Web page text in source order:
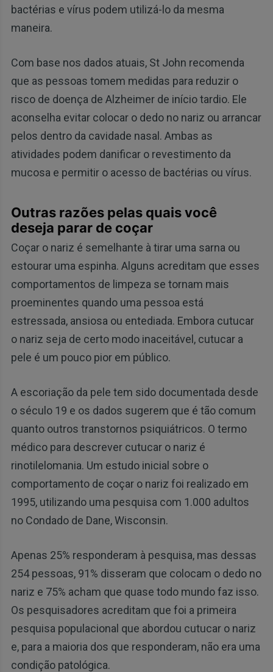
bactérias e vírus podem utilizá-lo da mesma
maneira.
Com base nos dados atuais, St John recomenda
que as pessoas tomem medidas para reduzir o
risco de doença de Alzheimer de início tardio. Ele
aconselha evitar colocar o dedo no nariz ou arrancar
pelos dentro da cavidade nasal. Ambas as
atividades podem danificar o revestimento da
mucosa e permitir o acesso de bactérias ou vírus.
Outras razões pelas quais você
deseja parar de coçar
Coçar o nariz é semelhante à tirar uma sarna ou
estourar uma espinha. Alguns acreditam que esses
comportamentos de limpeza se tornam mais
proeminentes quando uma pessoa está
estressada, ansiosa ou entediada. Embora cutucar
o nariz seja de certo modo inaceitável, cutucar a
pele é um pouco pior em público.
A escoriação da pele tem sido documentada desde
o século 19 e os dados sugerem que é tão comum
quanto outros transtornos psiquiátricos. O termo
médico para descrever cutucar o nariz é
rinotilelomania. Um estudo inicial sobre o
comportamento de coçar o nariz foi realizado em
1995, utilizando uma pesquisa com 1.000 adultos
no Condado de Dane, Wisconsin.
Apenas 25% responderam à pesquisa, mas dessas
254 pessoas, 91% disseram que colocam o dedo no
nariz e 75% acham que quase todo mundo faz isso.
Os pesquisadores acreditam que foi a primeira
pesquisa populacional que abordou cutucar o nariz
e, para a maioria dos que responderam, não era uma
condição patológica.